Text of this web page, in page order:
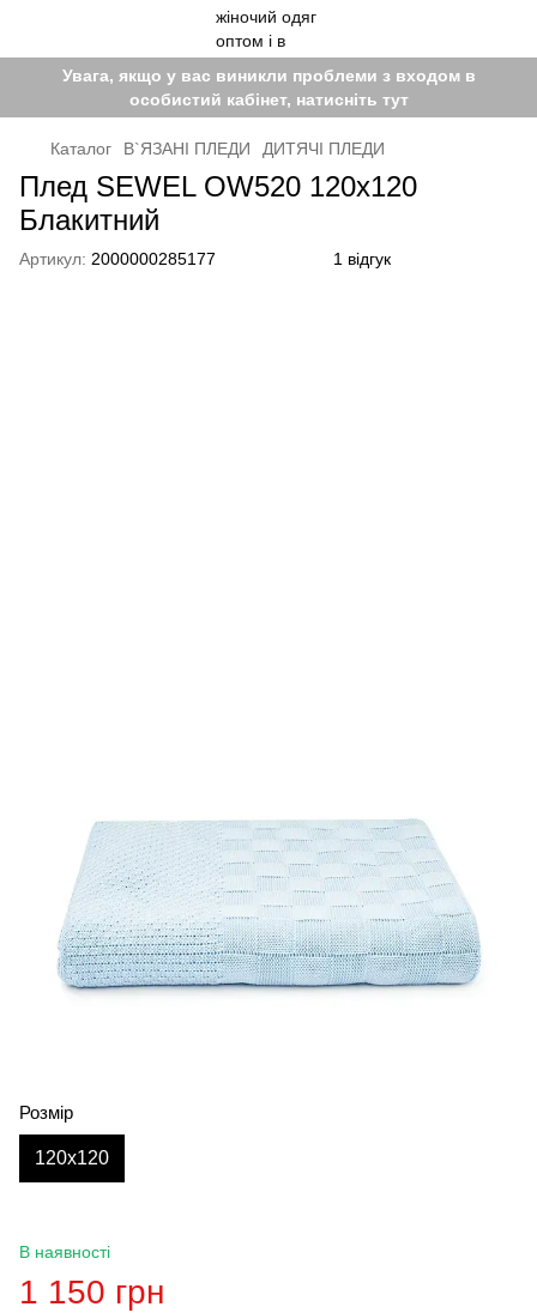
Увага, якщо у вас виникли проблеми з входом в
особистий кабінет, натисніть тут
Каталог В`ЯЗАНІ ПЛЕДИ ДИТЯЧІ ПЛЕДИ
Плед SEWEL OW520 120x120
Блакитний
Артикул: 2000000285177 1 відгук
Розмір
120x120
В наявності
1 150 грн